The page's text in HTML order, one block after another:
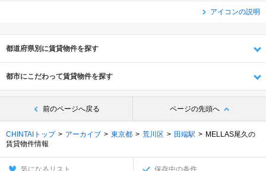
アイコンの説明
都道府県別に賃貸物件を探す
都市にこだわって賃貸物件を探す
前のページへ戻る ページの先頭へ
CHINTAIトップ アーカイブ 東京都 荒川区 田端駅
MELLAS尾久の
賃貸物件情報
気になるリスト 保存中の条件